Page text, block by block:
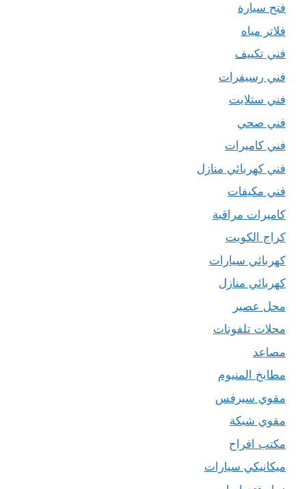
فتح سيارة
فلاتر مياه
فني تكييف
فني رسيفرات
فني ستلايت
فني صحي
فني كاميرات
فني كهربائي منازل
فني مكيفات
كاميرات مراقبة
كراج الكويت
كهربائي سيارات
كهربائي منازل
محل عصير
محلات تلفونات
مصاعد
مطابخ المنيوم
مقوي سيرفس
مقوي شبكة
مكتب افراح
ميكانيكي سيارات